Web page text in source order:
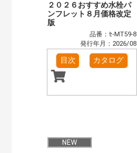
２０２６おすすめ水栓パ
ンフレット８月価格改定
版
品番：ｾ-MT59-8
発行年月：2026/08
目次 カタログ
NEW